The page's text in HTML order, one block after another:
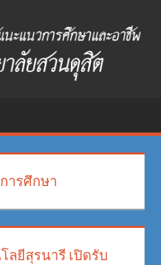
สนเทศ
แนะแนว
การ
ศึกษา
และ
ารศึกษา
ลยีสุรนารี เปิดรับ